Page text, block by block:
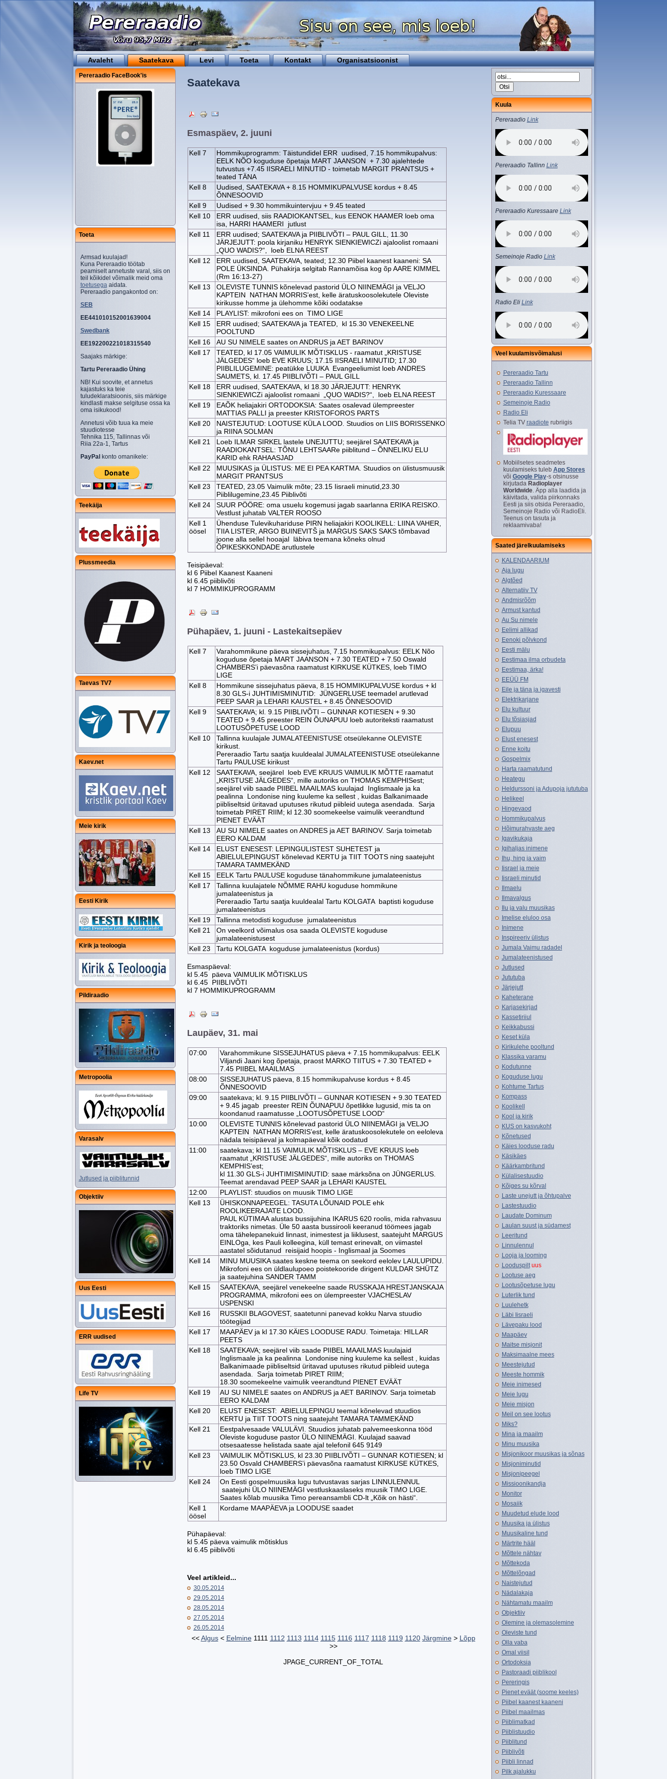
Avaleht Saatekava Levi Toeta Kontakt Organisatsioonist
Pereraadio FaceBook'is
Toeta
Armsad kuulajad!
Kuna Pereraadio töötab
peamiselt annetuste varal, siis on
teil kõikidel võimalik meid oma
toetusegaaidata.
Pereraadio pangakontod on:
SEB
EE441010152001639004
Swedbank
EE192200221018315540
Saajaks märkige:
Tartu Pereraadio Ühing
NB! Kui soovite, et annetus
kajastuks ka teie
tuludeklaratsioonis, siis märkige
kindlasti makse selgituse ossa ka
oma isikukood!
Annetusi võib tuua ka meie
stuudiotesse
Tehnika 115, Tallinnas või
Riia 22a-1, Tartus
PayPal konto omanikele:
Teekäija
Plussmeedia
Taevas TV7
Kaev.net
Meie kirik
Eesti Kirik
Kirik ja teoloogia
Pildiraadio
Metropoolia
Varasalv
Jutlused ja piiblitunnid
Objektiiv
Uus Eesti
ERR uudised
Life TV
Saatekava
Esmaspäev, 2. juuni
Kell 7
Hommikuprogramm: Täistundidel ERR uudised, 7.15 hommikupalvus:
EELK NÕO koguduse õpetaja MART JAANSON + 7.30 ajalehtede
tutvustus +7.45 IISRAELI MINUTID - toimetab MARGIT PRANTSUS +
teated TÄNA
Kell 8
Uudised, SAATEKAVA + 8.15 HOMMIKUPALVUSE kordus + 8.45
ÕNNESOOVID
Kell 9
Uudised + 9.30 hommikuintervjuu + 9.45 teated
Kell 10
ERR uudised, siis RAADIOKANTSEL, kus EENOK HAAMER loeb oma
isa, HARRI HAAMERI jutlust
Kell 11
ERR uudised; SAATEKAVA ja PIIBLIVÕTI – PAUL GILL, 11.30
JÄRJEJUTT: poola kirjaniku HENRYK SIENKIEWICZi ajaloolist romaani
„QUO WADIS?“, loeb ELNA REEST
Kell 12
ERR uudised, SAATEKAVA, teated; 12.30 Piibel kaanest kaaneni: SA
POLE ÜKSINDA. Pühakirja selgitab Rannamõisa kog õp AARE KIMMEL
(Rm 16:13-27)
Kell 13
OLEVISTE TUNNIS kõnelevad pastorid ÜLO NIINEMÄGI ja VELJO
KAPTEIN NATHAN MORRIS’est, kelle äratuskoosolekutele Oleviste
kirikusse homme ja ülehomme kõiki oodatakse
Kell 14
PLAYLIST: mikrofoni ees on TIMO LIGE
Kell 15
ERR uudised; SAATEKAVA ja TEATED, kl 15.30 VENEKEELNE
POOLTUND
Kell 16
AU SU NIMELE saates on ANDRUS ja AET BARINOV
Kell 17
TEATED, kl 17.05 VAIMULIK MÕTISKLUS - raamatut „KRISTUSE
JÄLGEDES“ loeb EVE KRUUS; 17.15 IISRAELI MINUTID; 17.30
PIIBLILUGEMINE: peatükke LUUKA Evangeeliumist loeb ANDRES
SAUMETS, kl. 17.45 PIIBLIVÕTI – PAUL GILL
Kell 18
ERR uudised, SAATEKAVA, kl 18.30 JÄRJEJUTT: HENRYK
SIENKIEWICZi ajaloolist romaani „QUO WADIS?“, loeb ELNA REEST
Kell 19
EAÕK heliajakiri ORTODOKSIA: Saates osalevad ülempreester
MATTIAS PALLI ja preester KRISTOFOROS PARTS
Kell 20
NAISTEJUTUD: LOOTUSE KÜLA LOOD. Stuudios on LIIS BORISSENKO
ja RIINA SOLMAN
Kell 21
Loeb ILMAR SIRKEL lastele UNEJUTTU; seejärel SAATEKAVA ja
RAADIOKANTSEL: TÕNU LEHTSAARe piiblitund – ÕNNELIKU ELU
KARID ehk RAHAASJAD
Kell 22
MUUSIKAS ja ÜLISTUS: ME EI PEA KARTMA. Stuudios on ülistusmuusik
MARGIT PRANTSUS
Kell 23
TEATED, 23.05 Vaimulik mõte; 23.15 Iisraeli minutid,23.30
Piiblilugemine,23.45 Piiblivõti
Kell 24
SUUR PÖÖRE: oma usuelu kogemusi jagab saarlanna ERIKA REISKO.
Vestlust juhatab VALTER ROOSO
Kell 1
öösel
Ühenduse Tulevikuhariduse PIRN heliajakiri KOOLIKELL: LIINA VAHER,
TIIA LISTER, ARGO BUINEVITŠ ja MARGUS SAKS SAKS tõmbavad
joone alla sellel hooajal läbiva teemana kõneks olnud
ÕPIKESKKONDADE arutlustele
Teisipäeval:
kl 6 Piibel Kaanest Kaaneni
kl 6.45 piiblivõti
kl 7 HOMMIKUPROGRAMM
Pühapäev, 1. juuni - Lastekaitsepäev
Kell 7
Varahommikune päeva sissejuhatus, 7.15 hommikupalvus: EELK Nõo
koguduse õpetaja MART JAANSON + 7.30 TEATED + 7.50 Oswald
CHAMBERS’i päevasõna raamatust KIRKUSE KÜTKES, loeb TIMO
LIGE
Kell 8
Hommikune sissejuhatus päeva, 8.15 HOMMIKUPALVUSE kordus + kl
8.30 GLS-i JUHTIMISMINUTID: JÜNGERLUSE teemadel arutlevad
PEEP SAAR ja LEHARI KAUSTEL + 8.45 ÕNNESOOVID
Kell 9
SAATEKAVA; kl. 9.15 PIIBLIVÕTI – GUNNAR KOTIESEN + 9.30
TEATED + 9.45 preester REIN ÕUNAPUU loeb autoriteksti raamatust
LOOTUSÕPETUSE LOOD
Kell 10
Tallinna kuulajale JUMALATEENISTUSE otseülekanne OLEVISTE
kirikust.
Pereraadio Tartu saatja kuuldealal JUMALATEENISTUSE otseülekanne
Tartu PAULUSE kirikust
Kell 12
SAATEKAVA, seejärel loeb EVE KRUUS VAIMULIK MÕTTE raamatut
„KRISTUSE JÄLGEDES“, mille autoriks on THOMAS KEMPHISest;
seejärel viib saade PIIBEL MAAILMAS kuulajad Inglismaale ja ka
pealinna Londonise ning kuuleme ka sellest , kuidas Balkanimaade
piibliseltsid üritavad uputuses rikutud piibleid uutega asendada. Sarja
toimetab PIRET RIIM; kl 12.30 soomekeelse vaimulik veerandtund
PIENET EVÄÄT
Kell 13
AU SU NIMELE saates on ANDRES ja AET BARINOV. Sarja toimetab
EERO KALDAM
Kell 14
ELUST ENESEST: LEPINGULISTEST SUHETEST ja
ABIELULEPINGUST kõnelevad KERTU ja TIIT TOOTS ning saatejuht
TAMARA TAMMEKÄND
Kell 15
EELK Tartu PAULUSE koguduse tänahommikune jumalateenistus
Kell 17
Tallinna kuulajatele NÕMME RAHU koguduse hommikune
jumalateenistus ja
Pereraadio Tartu saatja kuuldealal Tartu KOLGATA baptisti koguduse
jumalateenistus
Kell 19
Tallinna metodisti koguduse jumalateenistus
Kell 21
On veelkord võimalus osa saada OLEVISTE koguduse
jumalateenistusest
Kell 23
Tartu KOLGATA koguduse jumalateenistus (kordus)
Esmaspäeval:
kl 5.45 päeva VAIMULIK MÕTISKLUS
kl 6.45 PIIBLIVÕTI
kl 7 HOMMIKUPROGRAMM
Laupäev, 31. mai
07:00
Varahommikune SISSEJUHATUS päeva + 7.15 hommikupalvus: EELK
Viljandi Jaani kog õpetaja, praost MARKO TIITUS + 7.30 TEATED +
7.45 PIIBEL MAAILMAS
08:00
SISSEJUHATUS päeva, 8.15 hommikupalvuse kordus + 8.45
ÕNNESOOVID
09:00
saatekava; kl. 9.15 PIIBLIVÕTI – GUNNAR KOTIESEN + 9.30 TEATED
+ 9.45 jagab preester REIN ÕUNAPUU õpetlikke lugusid, mis ta on
koondanud raamatusse „LOOTUSÕPETUSE LOOD“
10:00
OLEVISTE TUNNIS kõnelevad pastorid ÜLO NIINEMÄGI ja VELJO
KAPTEIN NATHAN MORRIS’est, kelle äratuskoosolekutele on eeloleva
nädala teisipäeval ja kolmapäeval kõik oodatud
11:00
saatekava; kl 11.15 VAIMULIK MÕTISKLUS – EVE KRUUS loeb
raamatut „KRISTUSE JÄLGEDES“, mille autoriks on THOMAS
KEMPHIS’est;
kl 11.30 GLS-i JUHTIMISMINUTID: saae märksõna on JÜNGERLUS.
Teemat arendavad PEEP SAAR ja LEHARI KAUSTEL
12:00
PLAYLIST: stuudios on muusik TIMO LIGE
Kell 13
ÜHISKONNAPEEGEL: TASUTA LÕUNAID POLE ehk
ROOLIKEERAJATE LOOD.
PAUL KÜTIMAA alustas bussijuhina IKARUS 620 roolis, mida rahvasuu
traktoriks nimetas. Üle 50 aasta bussirooli keeranud töömees jagab
oma tähelepanekuid linnast, inimestest ja liiklusest, saatejuht MARGUS
EINLOga, kes Pauli kolleegina, küll temast erinevalt, on viimastel
aastatel sõidutanud reisijaid hoopis - Inglismaal ja Soomes
Kell 14
MINU MUUSIKA saates keskne teema on seekord eelolev LAULUPIDU.
Mikrofoni ees on üldlaulupoeo poistekooride dirigent KULDAR SHÜTZ
ja saatejuhina SANDER TAMM
Kell 15
SAATEKAVA, seejärel venekeelne saade RUSSKAJA HRESTJANSKAJA
PROGRAMMA, mikrofoni ees on ülempreester VJACHESLAV
USPENSKI
Kell 16
RUSSKII BLAGOVEST, saatetunni panevad kokku Narva stuudio
töötegijad
Kell 17
MAAPÄEV ja kl 17.30 KÄIES LOODUSE RADU. Toimetaja: HILLAR
PEETS
Kell 18
SAATEKAVA; seejärel viib saade PIIBEL MAAILMAS kuulajaid
Inglismaale ja ka pealinna Londonise ning kuuleme ka sellest , kuidas
Balkanimaade piibliseltsid üritavad uputuses rikutud piibleid uutega
asendada. Sarja toimetab PIRET RIIM;
18.30 soomekeelne vaimulik veerandtund PIENET EVÄÄT
Kell 19
AU SU NIMELE saates on ANDRUS ja AET BARINOV. Sarja toimetab
EERO KALDAM
Kell 20
ELUST ENESEST: ABIELULEPINGU teemal kõnelevad stuudios
KERTU ja TIIT TOOTS ning saatejuht TAMARA TAMMEKÄND
Kell 21
Eestpalvesaade VALULÄVI. Stuudios juhatab palvemeeskonna tööd
Oleviste koguduse pastor ÜLO NIINEMÄGI. Kuulajad saavad
otsesaatesse helistada saate ajal telefonil 645 9149
Kell 23
VAIMULIK MÕTISKLUS, kl 23.30 PIIBLIVÕTI – GUNNAR KOTIESEN; kl
23.50 Osvald CHAMBERS’i päevasõna raamatust KIRKUSE KÜTKES,
loeb TIMO LIGE
Kell 24
On Eesti gospelmuusika lugu tutvustavas sarjas LINNULENNUL
saatejuhi ÜLO NIINEMÄGI vestluskaaslaseks muusik TIMO LIGE.
Saates kõlab muusika Timo pereansambli CD-lt „Kõik on hästi“.
Kell 1
öösel
Kordame MAAPÄEVA ja LOODUSE saadet
Pühapäeval:
kl 5.45 päeva vaimulik mõtisklus
kl 6.45 piiblivõti
Veel artikleid...
30.05.2014
29.05.2014
28.05.2014
27.05.2014
26.05.2014
<<Algus< Eelmine 1111 1112 1113 1114 1115 1116 1117 1118 1119 1120 Järgmine> Lõpp
>>
JPAGE_CURRENT_OF_TOTAL
Kuula
Pereraadio Link
Pereraadio Tallinn Link
Pereraadio Kuressaare Link
Semeinoje Radio Link
Radio Eli Link
Veel kuulamisvõimalusi
Pereraadio Tartu
Pereraadio Tallinn
Pereraadio Kuressaare
Semeinoje Radio
Radio Eli
Telia TV raadiote rubriigis
Mobiilsetes seadmetes
kuulamiseks tuleb App Stores
või Google Play-s otsinusse
kirjutada Radioplayer
Worldwide. Äpp alla laadida ja
käivitada, valida piirkonnaks
Eesti ja siis otsida Pereraadio,
Semeinoje Radio või RadioEli.
Teenus on tasuta ja
reklaamivaba!
Saated järelkuulamiseks
KALENDAARIUM
Aja lugu
Algtõed
Alternatiiv TV
Andmisrõõm
Armust kantud
Au Su nimele
Eelimi allikad
Eenoki põlvkond
Eesti mälu
Eestimaa ilma orbudeta
Eestimaa, ärka!
EEÜÜ FM
Eile ja täna ja igavesti
Elektrikarjane
Elu kultuur
Elu tõsiasjad
Elupuu
Elust enesest
Enne koitu
Gospelmix
Harta raamatutund
Heategu
Heldurssoni ja Adupoja jututuba
Helikeel
Hingevaod
Hommikupalvus
Hõimurahvaste aeg
Igavikukaja
Igihaljas inimene
Ihu, hing ja vaim
Iisrael ja meie
Iisraeli minutid
Ilmaelu
Ilmavalgus
Ilu ja valu muusikas
Imelise eluloo osa
Inimene
Inspireeriv ülistus
Jumala Vaimu radadel
Jumalateenistused
Jutlused
Jututuba
Järjejutt
Kaheterane
Karjasekirjad
Kassetiriiul
Keikkabussi
Keset küla
Kirikulehe pooltund
Klassika varamu
Kodutunne
Koguduse lugu
Kohtume Tartus
Kompass
Koolikell
Kool ja kirik
KUS on kasvukoht
Kõnetused
Käies looduse radu
Käsikäes
Käärkambritund
Külalisestuudio
Kõiges su kõrval
Laste unejutt ja õhtupalve
Lastestuudio
Laudate Dominum
Laulan suust ja südamest
Leeritund
Linnulennul
Looja ja looming
Looduspilt uus
Lootuse aeg
Lootusõpetuse lugu
Luterlik tund
Luulehetk
Läbi Iisraeli
Lävepaku lood
Maapäev
Maitse misjonit
Maksimaalne mees
Meestejutud
Meeste hommik
Meie inimesed
Meie lugu
Meie misjon
Meil on see lootus
Miks?
Mina ja maailm
Minu muusika
Misjonikoor muusikas ja sõnas
Misjoniminutid
Misjonipeegel
Missioonikandja
Monitor
Mosaiik
Muudetud elude lood
Muusika ja ülistus
Muusikaline tund
Märtrite hääl
Mõttele nähtav
Mõttekoda
Mõttelõngad
Naistejutud
Nädalakaja
Nähtamatu maailm
Objektiiv
Olemine ja olemasolemine
Oleviste tund
Olla vaba
Omal viisil
Ortodoksia
Pastoraadi piiblikool
Pereringis
Pienet eväät (soome keeles)
Piibel kaanest kaaneni
Piibel maailmas
Piiblimatkad
Piiblistuudio
Piiblitund
Piiblivõti
Piibli linnad
Pilk ajalukku